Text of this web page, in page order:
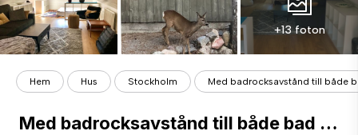
+13 foton
Hem Hus Stockholm Med badrocksavstånd till både
Med badrocksavstånd till både bad i sjö och hav!